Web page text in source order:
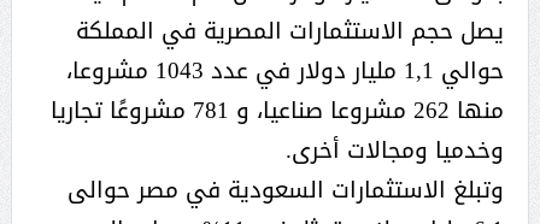
يصل حجم الاستثمارات المصرية في المملكة
حوالي 1,1 مليار دولار في عدد 1043 ‏مشروعا،
منها 262 مشروعا صناعيا، و 781 مشروعًا تجاريا
وخدميا ومجالات أخرى‎.
وتبلغ الاستثمارات السعودية في مصر حوالى